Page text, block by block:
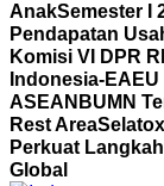
AnakSemester I
Pendapatan
Komisi VI DPR
Indonesia-
ASEAN BUMN
Rest Area
Perkuat
Global